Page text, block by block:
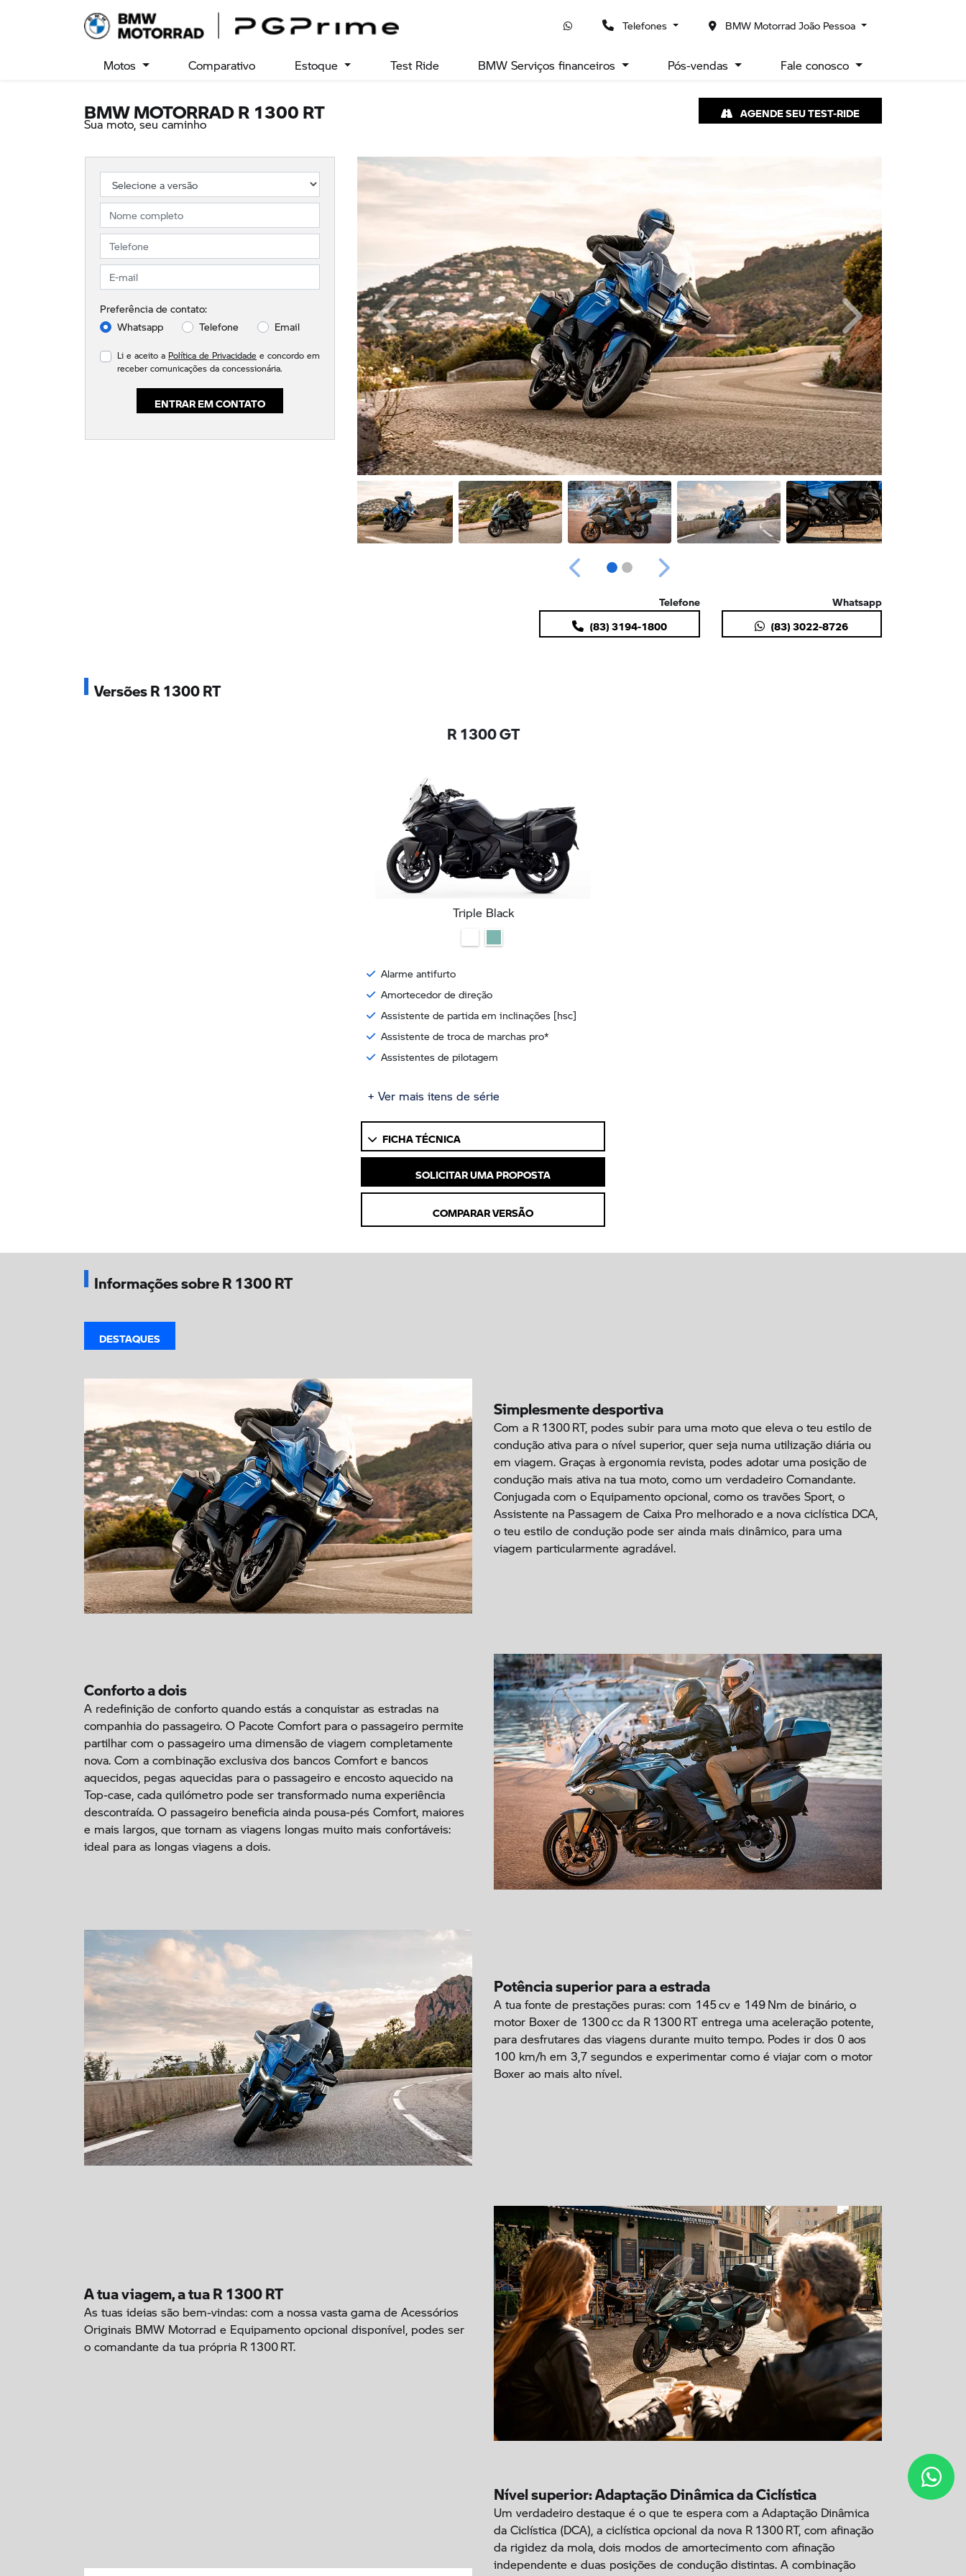
Telefones BMW Motorrad João Pessoa
Motos Comparativo Estoque Test Ride BMW Serviços financeiros Pós-vendas Fale conosco
BMW MOTORRADR 1300 RT
Sua moto, seu caminho
AGENDE SEU TEST-RIDE
Preferência de contato:
Whatsapp
Telefone Email
Li e aceito a Política de Privacidade e concordo em
receber comunicações da concessionária.
ENTRAR EM CONTATO
Anterior Próximo
Anterior Próximo
Telefone
(83) 3194-1800
Whatsapp
(83) 3022-8726
Versões R 1300 RT
R 1300 GT
Triple Black
Alarme antifurto
Amortecedor de direção
Assistente de partida em inclinações [hsc]
Assistente de troca de marchas pro*
Assistentes de pilotagem
+ Ver mais itens de série
FICHA TÉCNICA
SOLICITAR UMA PROPOSTA
COMPARAR VERSÃO
Informações sobre R 1300 RT
DESTAQUES
Simplesmente desportiva
Com a R 1300 RT, podes subir para uma moto que eleva o teu estilo de
condução ativa para o nível superior, quer seja numa utilização diária ou
em viagem. Graças à ergonomia revista, podes adotar uma posição de
condução mais ativa na tua moto, como um verdadeiro Comandante.
Conjugada com o Equipamento opcional, como os travões Sport, o
Assistente na Passagem de Caixa Pro melhorado e a nova ciclística DCA,
o teu estilo de condução pode ser ainda mais dinâmico, para uma
viagem particularmente agradável.
Conforto a dois
A redefinição de conforto quando estás a conquistar as estradas na
companhia do passageiro. O Pacote Comfort para o passageiro permite
partilhar com o passageiro uma dimensão de viagem completamente
nova. Com a combinação exclusiva dos bancos Comfort e bancos
aquecidos, pegas aquecidas para o passageiro e encosto aquecido na
Top-case, cada quilómetro pode ser transformado numa experiência
descontraída. O passageiro beneficia ainda pousa-pés Comfort, maiores
e mais largos, que tornam as viagens longas muito mais confortáveis:
ideal para as longas viagens a dois.
Potência superior para a estrada
A tua fonte de prestações puras: com 145 cv e 149 Nm de binário, o
motor Boxer de 1300 cc da R 1300 RT entrega uma aceleração potente,
para desfrutares das viagens durante muito tempo. Podes ir dos 0 aos
100 km/h em 3,7 segundos e experimentar como é viajar com o motor
Boxer ao mais alto nível.
A tua viagem, a tua R 1300 RT
As tuas ideias são bem-vindas: com a nossa vasta gama de Acessórios
Originais BMW Motorrad e Equipamento opcional disponível, podes ser
o comandante da tua própria R 1300 RT.
Nível superior: Adaptação Dinâmica da Ciclística
Um verdadeiro destaque é o que te espera com a Adaptação Dinâmica
da Ciclística (DCA), a ciclística opcional da nova R 1300 RT, com afinação
da rigidez da mola, dois modos de amortecimento com afinação
independente e duas posições de condução distintas. A combinação